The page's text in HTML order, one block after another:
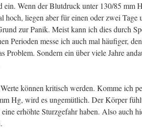
ein. Wenn der Blutdruck unter 130/85 mm
hoch, liegen aber für einen oder zwei Tage
zur Panik. Meist kann ich dies durch
Perioden messe ich auch mal häufiger,
Problem. Sondern ein über viele Jahre
können kritisch werden. Komme ich
Hg, wird es ungemütlich. Der Körper
erhöhte Sturzgefahr haben. Also auch